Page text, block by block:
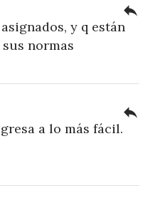
y q están
normas
reply
a lo más fácil.
reply